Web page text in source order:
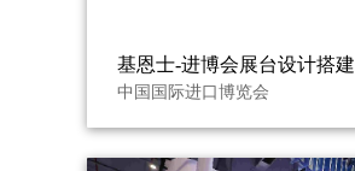
基恩士-进博会展台设计搭建
中国国际进口博览会